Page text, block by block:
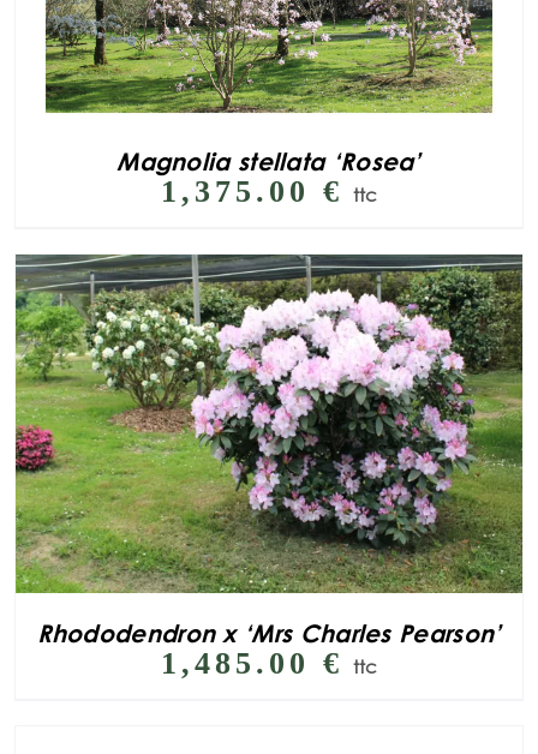
Magnolia stellata ‘Rosea’
1,375.00 € ttc
Rhododendron x ‘Mrs Charles Pearson’
1,485.00 € ttc